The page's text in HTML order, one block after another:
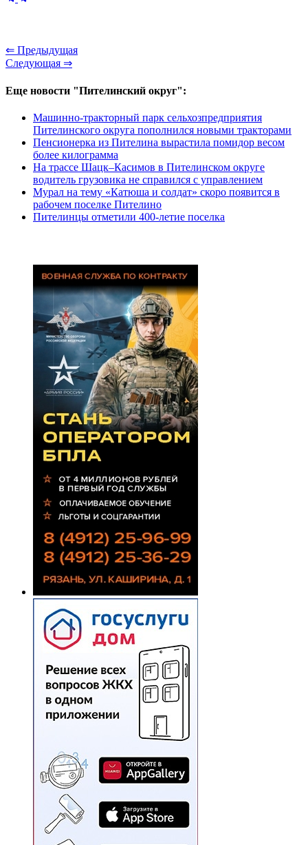
⇐ Предыдущая
Следующая ⇒
Еще новости "Пителинский округ":
Машинно-тракторный парк сельхозпредприятия
Пителинского округа пополнился новыми тракторами
Пенсионерка из Пителина вырастила помидор весом
более килограмма
На трассе Шацк–Касимов в Пителинском округе
водитель грузовика не справился с управлением
Мурал на тему «Катюша и солдат» скоро появится в
рабочем поселке Пителино
Пителинцы отметили 400-летие поселка